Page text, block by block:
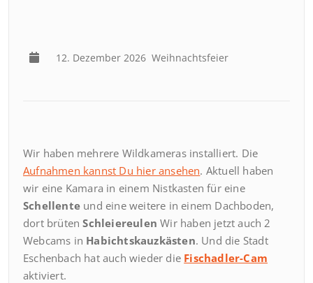
12. Dezember 2026 Weihnachtsfeier
Wir haben mehrere Wildkameras installiert. Die
Aufnahmen kannst Du hier ansehen. Aktuell haben
wir eine Kamara in einem Nistkasten für eine
Schellente und eine weitere in einem Dachboden,
dort brütenSchleiereulen Wir haben jetzt auch 2
Webcams in Habichtskauzkästen. Und die Stadt
Eschenbach hat auch wieder die Fischadler-Cam
aktiviert.